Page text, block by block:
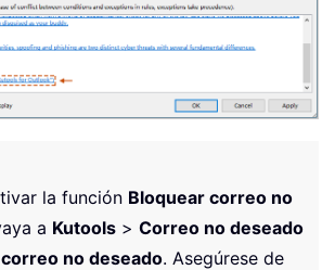
la función Bloquear correo no
a Kutools > Correo no deseado
no deseado. Asegúrese de